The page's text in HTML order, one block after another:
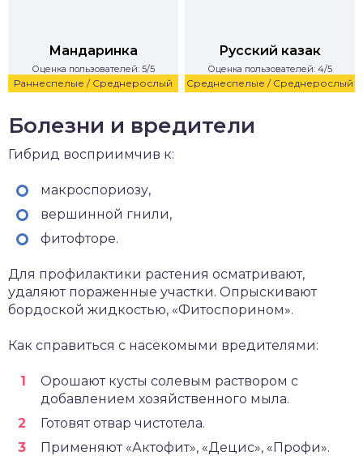
Раннеспелые / Среднерослый
Мандаринка
Оценка пользователей: 5/5
Среднеспелые / Среднерослый
Русский казак
Оценка пользователей: 4/5
Болезни и вредители
Гибрид восприимчив к:
макроспориозу,
вершинной гнили,
фитофторе.
Для профилактики растения осматривают,
удаляют пораженные участки. Опрыскивают
бордоской жидкостью, «Фитоспорином».
Как справиться с насекомыми вредителями:
Орошают кусты солевым раствором с
добавлением хозяйственного мыла.
Готовят отвар чистотела.
Применяют «Актофит», «Децис», «Профи».